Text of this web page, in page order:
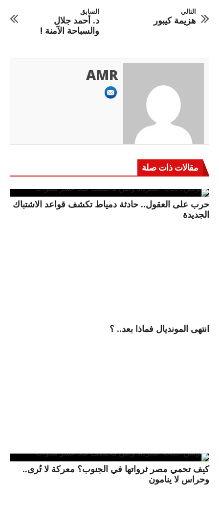
السابق
د. أحمد جلال
والسباحة الآمنة !
التالي
هزيمة كيبور
AMR
مقالات ذات صلة
حرب على العقول.. حادثة دمياط تكشف قواعد الاشتباك
الجديدة
انتهى المونديال فماذا بعد.. ؟
كيف تحمي مصر ثرواتها في الجنوب؟ معركة لا تُرى..
وحراس لا ينامون